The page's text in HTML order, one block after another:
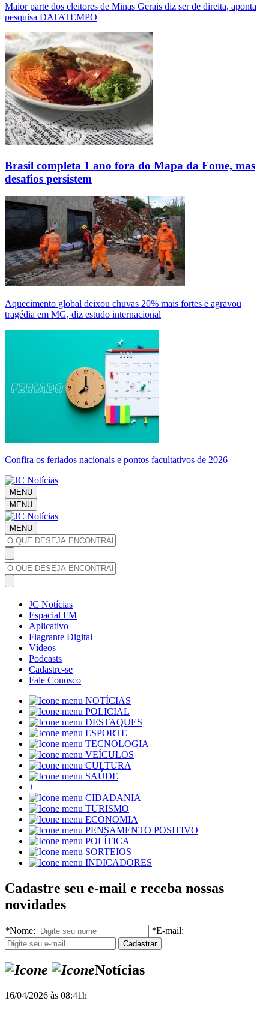
Maior parte dos eleitores de Minas Gerais diz ser de direita, aponta
pesquisa DATATEMPO
Brasil completa 1 ano fora do Mapa da Fome, mas
desafios persistem
Aquecimento global deixou chuvas 20% mais fortes e agravou
tragédia em MG, diz estudo internacional
Confira os feriados nacionais e pontos facultativos de 2026
MENU
MENU
MENU
JC Notícias
Espacial FM
Aplicativo
Flagrante Digital
Vídeos
Podcasts
Cadastre-se
Fale Conosco
NOTÍCIAS
POLICIAL
DESTAQUES
ESPORTE
TECNOLOGIA
VEÍCULOS
CULTURA
SAÚDE
+
CIDADANIA
TURISMO
ECONOMIA
PENSAMENTO POSITIVO
POLÍTICA
SORTEIOS
INDICADORES
Cadastre seu e-mail e receba nossas
novidades
*Nome: *E-mail:
Notícias
16/04/2026 às 08:41h